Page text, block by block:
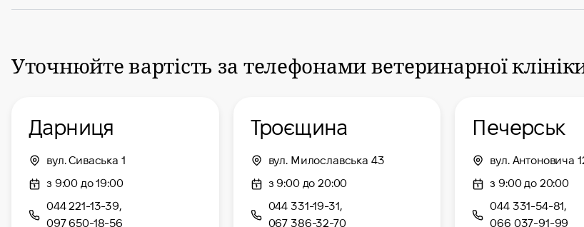
Уточнюйте вартість за телефонами ветеринарної
Дарниця
вул. Сиваська 1
з 9:00 до 19:00
044 221-13-39,
097 650-18-56
Троєщина
вул. Милославська 43
з 9:00 до 20:00
044 331-19-31,
067 386-32-70
Печерськ
вул. Антоновича
з 9:00 до 20:00
044 331-54-81,
066 037-91-99